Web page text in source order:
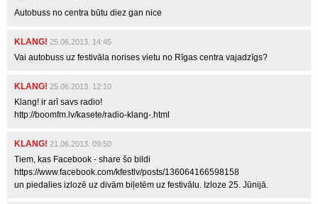
Autobuss no centra būtu diez gan nice
KLANG! 25.06.2013. 14:45
Vai autobuss uz festivāla norises vietu no Rīgas centra vajadzīgs?
KLANG! 25.06.2013. 12:10
Klang! ir arī savs radio!
http://boomfm.lv/kasete/radio-klang-.html
KLANG! 21.06.2013. 09:50
Tiem, kas Facebook - share šo bildi
https://www.facebook.com/kfestlv/posts/136064166598158
un piedalies izlozē uz divām biļetēm uz festivālu. Izloze 25. Jūnijā.